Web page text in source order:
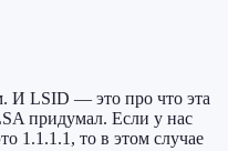
И LSID — это про что эта
придумал. Если у нас
1.1.1.1, то в этом случае